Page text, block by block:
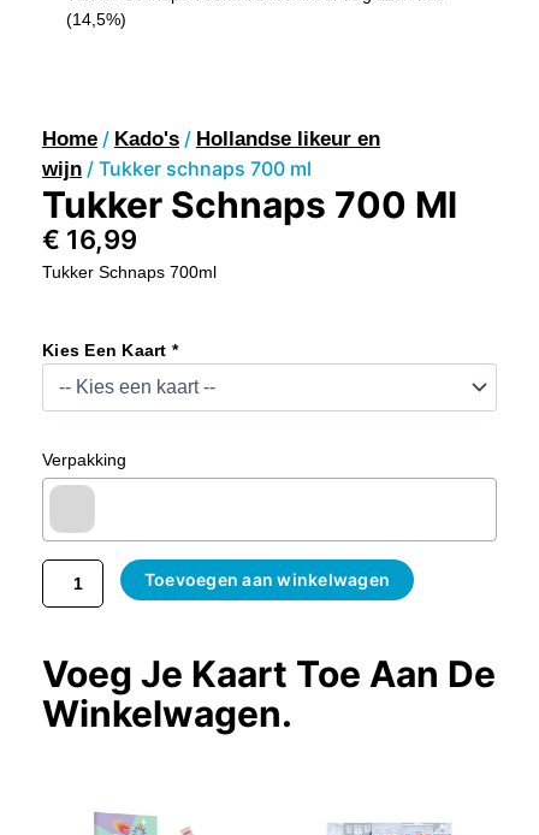
(14,5%)
Home / Kado's / Hollandse likeur en
wijn / Tukker schnaps 700 ml
Tukker Schnaps 700 Ml
€ 16,99
Tukker Schnaps 700ml
Kies Een Kaart *
Verpakking
Schnaps
700
Ml
Aantal
Toevoegen aan winkelwagen
Voeg Je Kaart Toe Aan De
Winkelwagen.